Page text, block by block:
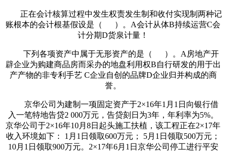
正在会计核算过程中发生权责发生制和收付实现制两种记
账根本的会计根基假设是（ ）。A会计从体B持续运营C会
计分期D货泉计量！
下列各项资产中属于无形资产的是（ ）。A房地产开
辟企业为购建商品房而采办的地盘利用权B自行研发的用于出
产产物的非专利手艺 C企业自创的品牌D企业归并构成的商
誉。
京华公司为建制一项固定资产于2×16年1月1日向银行借
入一笔特地告贷2 000万元，告贷刻日为3年，年利率为5%。
京华公司于2×16年10月8日起头施工扶植，该工程正在2×17年
收入环境如下： 1月1日领取600万元； 5月1日领取500万元；
10月1日领取900万元。2×17年6月1日京华公司停工进行平安